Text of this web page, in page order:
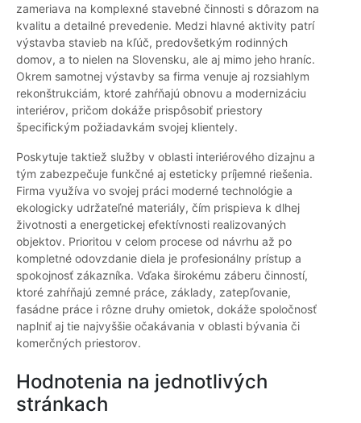
zameriava na komplexné stavebné činnosti s dôrazom na
kvalitu a detailné prevedenie. Medzi hlavné aktivity patrí
výstavba stavieb na kľúč, predovšetkým rodinných
domov, a to nielen na Slovensku, ale aj mimo jeho hraníc.
Okrem samotnej výstavby sa firma venuje aj rozsiahlym
rekonštrukciám, ktoré zahŕňajú obnovu a modernizáciu
interiérov, pričom dokáže prispôsobiť priestory
špecifickým požiadavkám svojej klientely.
Poskytuje taktiež služby v oblasti interiérového dizajnu a
tým zabezpečuje funkčné aj esteticky príjemné riešenia.
Firma využíva vo svojej práci moderné technológie a
ekologicky udržateľné materiály, čím prispieva k dlhej
životnosti a energetickej efektívnosti realizovaných
objektov. Prioritou v celom procese od návrhu až po
kompletné odovzdanie diela je profesionálny prístup a
spokojnosť zákazníka. Vďaka širokému záberu činností,
ktoré zahŕňajú zemné práce, základy, zatepľovanie,
fasádne práce i rôzne druhy omietok, dokáže spoločnosť
naplniť aj tie najvyššie očakávania v oblasti bývania či
komerčných priestorov.
Hodnotenia na jednotlivých
stránkach